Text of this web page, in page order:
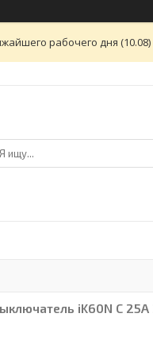
рабочего дня (10.08)
iK60N C 25A